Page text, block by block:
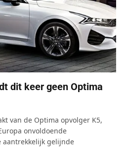
dit keer geen Optima
van de Optima opvolger K5,
onvoldoende
aantrekkelijk gelijnde